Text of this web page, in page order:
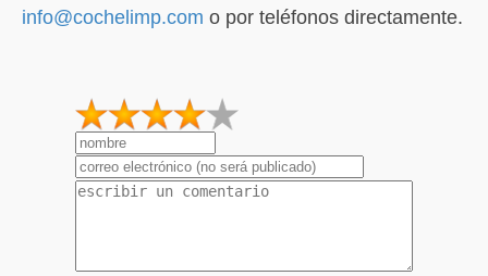
info@cochelimp.com o por teléfonos directamente.
2
1